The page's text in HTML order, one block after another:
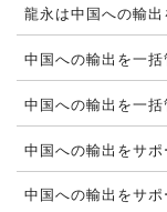
龍永は中国への輸
中国への輸出を一括
中国への輸出を一括
中国への輸出をサ
中国への輸出をサ